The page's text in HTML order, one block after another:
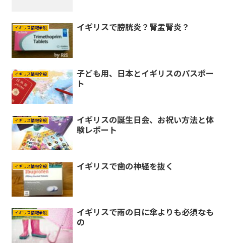
イギリス情報全般 イギリスで膀胱炎？腎盂腎炎？
イギリス情報全般
子ども用、日本とイギリスのパスポー
ト
イギリス情報全般
イギリスの誕生日会、お祝い方法と体
験レポート
イギリス情報全般 イギリスで歯の神経を抜く
イギリス情報全般
イギリスで雨の日に傘よりも必須なも
の